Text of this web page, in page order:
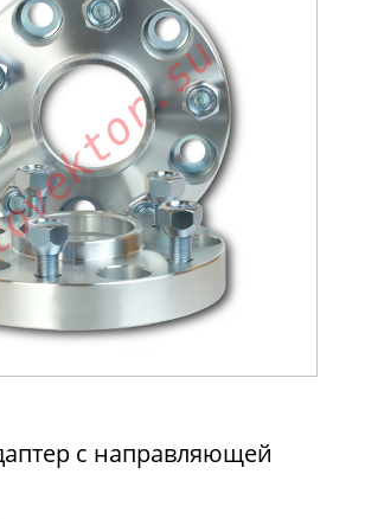
с направляющей